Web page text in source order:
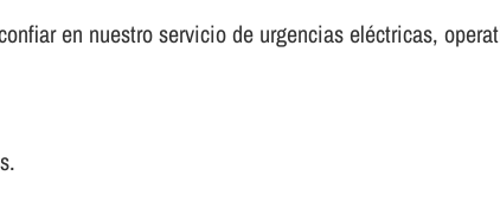
en nuestro servicio de urgencias eléctricas,